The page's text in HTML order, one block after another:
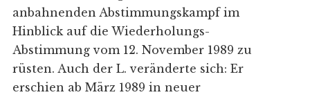
anbahnenden Abstimmungskampf im
Hinblick auf die Wiederholungs-
Abstimmung vom 12. November 1989 zu
rüsten. Auch der L. veränderte sich: Er
erschien ab März 1989 in neuer